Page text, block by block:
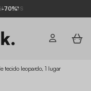
-70%*
tecido leopardo, 1 lugar